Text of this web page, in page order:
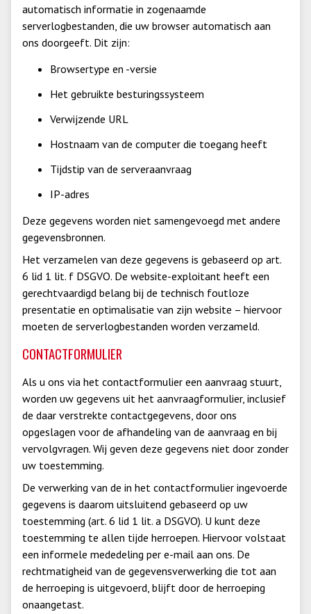
automatisch informatie in zogenaamde
serverlogbestanden, die uw browser automatisch aan
ons doorgeeft. Dit zijn:
Browsertype en -versie
Het gebruikte besturingssysteem
Verwijzende URL
Hostnaam van de computer die toegang heeft
Tijdstip van de serveraanvraag
IP-adres
Deze gegevens worden niet samengevoegd met andere
gegevensbronnen.
Het verzamelen van deze gegevens is gebaseerd op art.
6 lid 1 lit. f DSGVO. De website-exploitant heeft een
gerechtvaardigd belang bij de technisch foutloze
presentatie en optimalisatie van zijn website – hiervoor
moeten de serverlogbestanden worden verzameld.
CONTACTFORMULIER
Als u ons via het contactformulier een aanvraag stuurt,
worden uw gegevens uit het aanvraagformulier, inclusief
de daar verstrekte contactgegevens, door ons
opgeslagen voor de afhandeling van de aanvraag en bij
vervolgvragen. Wij geven deze gegevens niet door zonder
uw toestemming.
De verwerking van de in het contactformulier ingevoerde
gegevens is daarom uitsluitend gebaseerd op uw
toestemming (art. 6 lid 1 lit. a DSGVO). U kunt deze
toestemming te allen tijde herroepen. Hiervoor volstaat
een informele mededeling per e-mail aan ons. De
rechtmatigheid van de gegevensverwerking die tot aan
de herroeping is uitgevoerd, blijft door de herroeping
onaangetast.